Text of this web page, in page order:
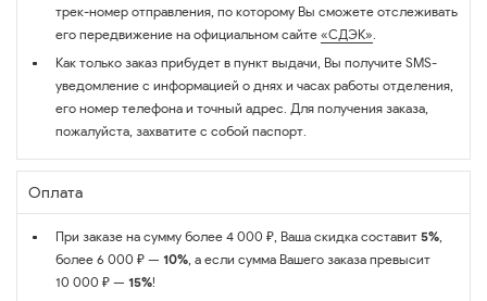
трек-номер отправления, по которому Вы сможете отслеживать
его передвижение на официальном сайте «СДЭК».
Как только заказ прибудет в пункт выдачи, Вы получите SMS-
уведомление с информацией о днях и часах работы отделения,
его номер телефона и точный адрес. Для получения заказа,
пожалуйста, захватите с собой паспорт.
Оплата
При заказе на сумму более 4 000 ₽, Ваша скидка составит 5%,
более 6 000 ₽ — 10%, а если сумма Вашего заказа превысит
10 000 ₽ — 15%!